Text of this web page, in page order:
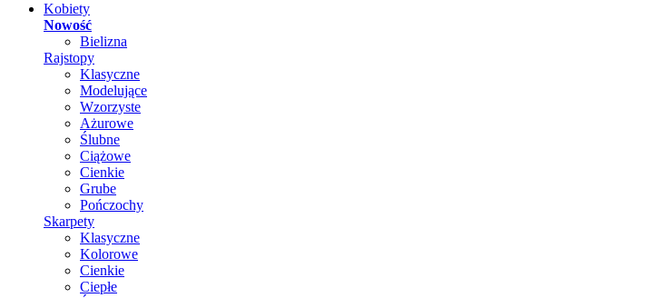
Kobiety
Nowość
Bielizna
Rajstopy
Klasyczne
Modelujące
Wzorzyste
Ażurowe
Ślubne
Ciążowe
Cienkie
Grube
Pończochy
Skarpety
Klasyczne
Kolorowe
Cienkie
Ciepłe